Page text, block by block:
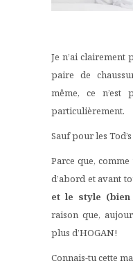
Je n’ai clairement
paire de
même, ce n’est
particulièrement.
Sauf pour les
Parce que,
d’abord et avant
et le style (bien
raison que,
plus d’HOGAN!
Connais-tu cette